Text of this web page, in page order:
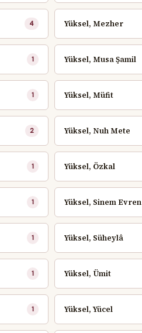
4 Yüksel, Mezher
1 Yüksel, Musa Şamil
1 Yüksel, Müfit
2 Yüksel, Nuh Mete
1 Yüksel, Özkal
1 Yüksel, Sinem Evren
1 Yüksel, Süheylâ
1 Yüksel, Ümit
1 Yüksel, Yücel